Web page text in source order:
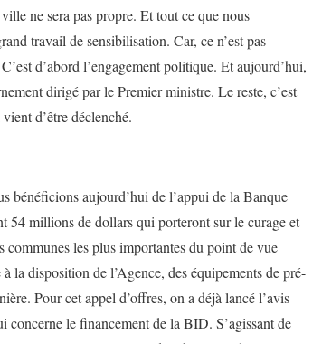
ne sera pas propre. Et tout ce que nous
travail de sensibilisation. Car, ce n’est pas
d’abord l’engagement politique. Et aujourd’hui,
dirigé par le Premier ministre. Le reste, c’est
d’être déclenché.
bénéficions aujourd’hui de l’appui de la Banque
54 millions de dollars qui porteront sur le curage et
communes les plus importantes du point de vue
la disposition de l’Agence, des équipements de pré-
Pour cet appel d’offres, on a déjà lancé l’avis
concerne le financement de la BID. S’agissant de